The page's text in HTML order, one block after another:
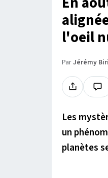
l'oeil
ParJérémy
Les
un
planètes